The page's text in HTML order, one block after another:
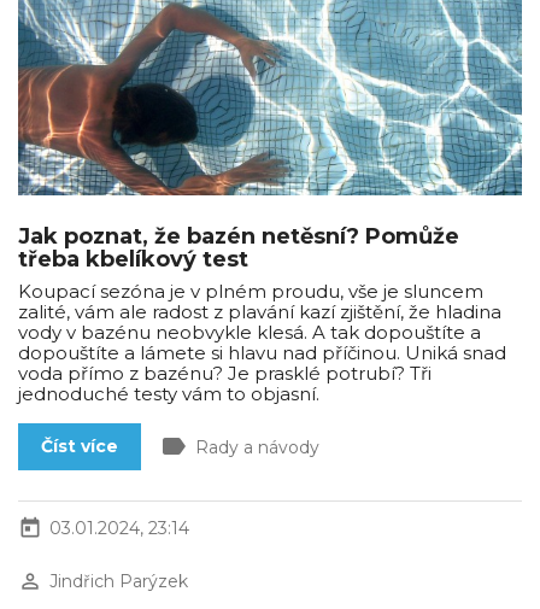
Jak poznat, že bazén netěsní? Pomůže
třeba kbelíkový test
Koupací sezóna je v plném proudu, vše je sluncem
zalité, vám ale radost z plavání kazí zjištění, že hladina
vody v bazénu neobvykle klesá. A tak dopouštíte a
dopouštíte a lámete si hlavu nad příčinou. Uniká snad
voda přímo z bazénu? Je prasklé potrubí? Tři
jednoduché testy vám to objasní.
Číst více label Rady a návody
today 03.01.2024, 23:14
perm_identity Jindřich Parýzek